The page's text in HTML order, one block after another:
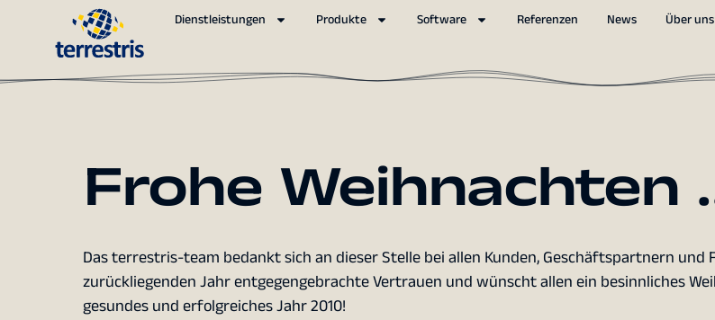
Dienstleistungen Produkte Software Referenzen News Über uns
Frohe Weihnachten
Das terrestris-team bedankt sich an dieser Stelle bei allen Kunden, Geschäftspartnern und
zurückliegenden Jahr entgegengebrachte Vertrauen und wünscht allen ein besinnliches
gesundes und erfolgreiches Jahr 2010!